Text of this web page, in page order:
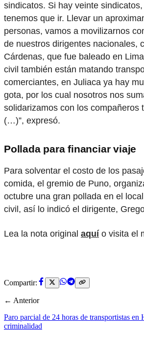
sindicatos. Si hay veinte
tenemos que ir. Llevar un
personas, vamos a movilizarnos
de nuestros dirigentes nacionales,
Cárdenas, que fue baleado en
civil también están matando
comerciantes, en Juliaca ya hay
gota, por los cual nosotros nos
solidarizamos con los compañeros
(…)”, expresó.
Pollada para financiar viaje
Para solventar el costo de los
comida, el gremio de Puno,
octubre una gran pollada en el
civil, así lo indicó el dirigente,
Lea la nota original aquí o visita el
Compartir:
← Anterior
Paro parcial de 24 horas de transportistas en
criminalidad